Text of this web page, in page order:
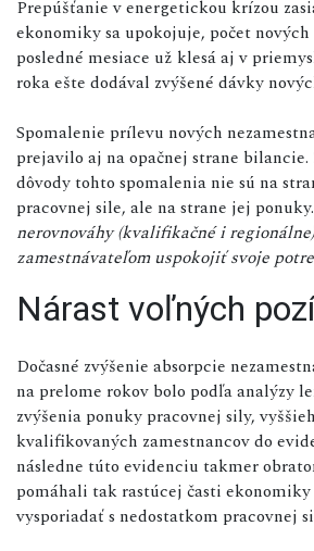
Prepúšťanie v energetickou krízou
ekonomiky sa upokojuje, počet
posledné mesiace už klesá aj v
roka ešte dodával zvýšené dávky
Spomalenie prílevu nových
prejavilo aj na opačnej strane
dôvody tohto spomalenia nie sú na
pracovnej sile, ale na strane jej
nerovnováhy (kvalifikačné i
zamestnávateľom uspokojiť svoje
Nárast voľných
Dočasné zvýšenie absorpcie
na prelome rokov bolo podľa analýzy
zvýšenia ponuky pracovnej sily,
kvalifikovaných zamestnancov do
následne túto evidenciu takmer
pomáhali tak rastúcej časti ekonomiky
vysporiadať s nedostatkom pracovnej